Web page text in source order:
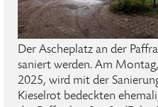
Der Ascheplatz an der
saniert werden. Am
2025, wird mit der
Kieselrot bedeckten